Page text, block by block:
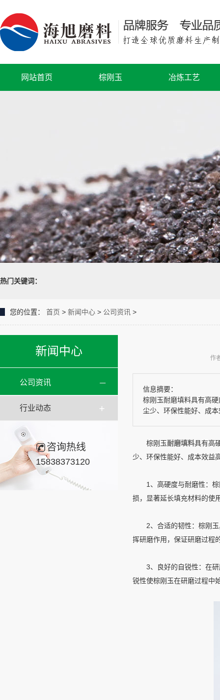
网站首页 棕刚玉 冶炼工艺
热门关键词：
您的位置： 首页 > 新闻中心 > 公司资讯 >
新闻中心
公司资讯
行业动态
咨询热线
15838373120
作
信息摘要：
棕刚玉耐磨填料具有高
尘少、环保性能好、成
棕刚玉耐磨填料具有高
少、环保性能好、成本效益
1、高硬度与耐磨性：棕
损，显著延长填充材料的使
2、合适的韧性：棕刚玉
挥研磨作用，保证研磨过程
3、良好的自锐性：在研
锐性使棕刚玉在研磨过程中